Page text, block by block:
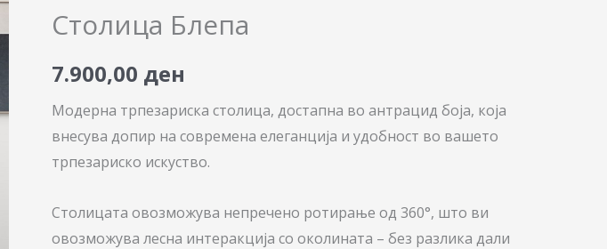
Столица Блепа
7.900,00 ден
Модерна трпезариска столица, достапна во антрацид боја, која
внесува допир на современа елеганција и удобност во вашето
трпезариско искуство.
Столицата овозможува непречено ротирање од 360°, што ви
овозможува лесна интеракција со околината – без разлика дали